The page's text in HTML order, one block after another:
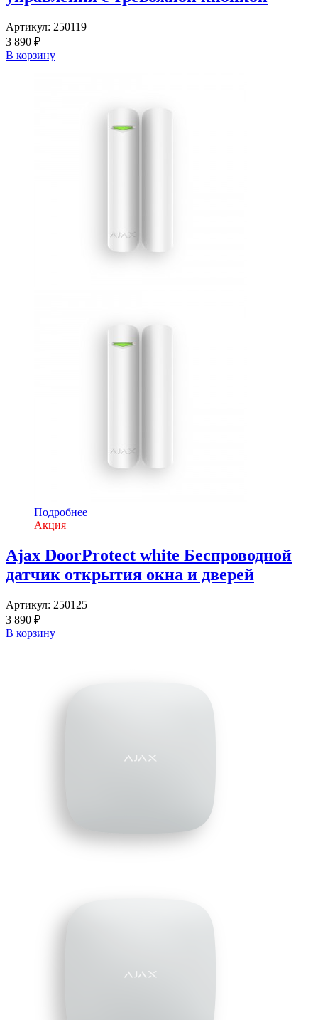
Артикул: 250119
3 890 ₽
В корзину
Подробнее
Акция
Ajax DoorProtect white Беспроводной
датчик открытия окна и дверей
Артикул: 250125
3 890 ₽
В корзину